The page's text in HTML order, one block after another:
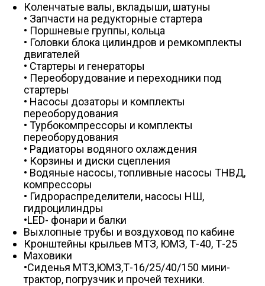
Коленчатые валы, вкладыши, шатуны
• Запчасти на редукторные стартера
• Поршневые группы, кольца
• Головки блока цилиндров и ремкомплекты
двигателей
• Стартеры и генераторы
• Переоборудование и переходники под
стартеры
• Насосы дозаторы и комплекты
переоборудования
• Турбокомпрессоры и комплекты
переоборудования
• Радиаторы водяного охлаждения
• Корзины и диски сцепления
• Водяные насосы, топливные насосы ТНВД,
компрессоры
• Гидрораспределители, насосы НШ,
гидроцилиндры
•LED- фонари и балки
Выхлопные трубы и воздуховод по кабине
Кронштейны крыльев МТЗ, ЮМЗ, Т-40, Т-25
Маховики
•Сиденья МТЗ,ЮМЗ,Т-16/25/40/150 мини-
трактор, погрузчик и прочей техники.